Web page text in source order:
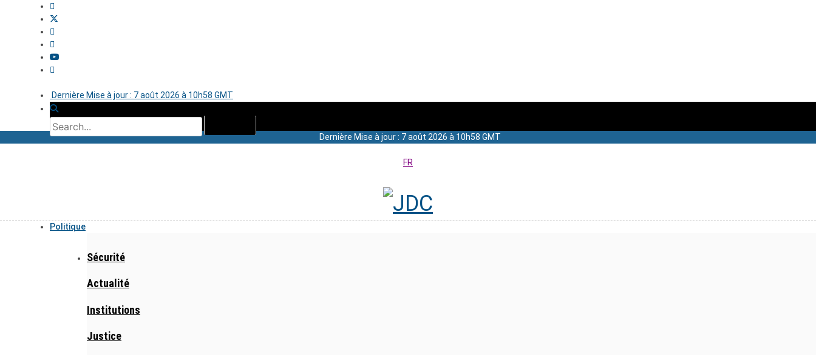
Dernière Mise à jour : 7 août 2026 à 10h58 GMT
Dernière Mise à jour : 7 août 2026 à 10h58 GMT
FR
Politique
Sécurité
Actualité
Institutions
Justice